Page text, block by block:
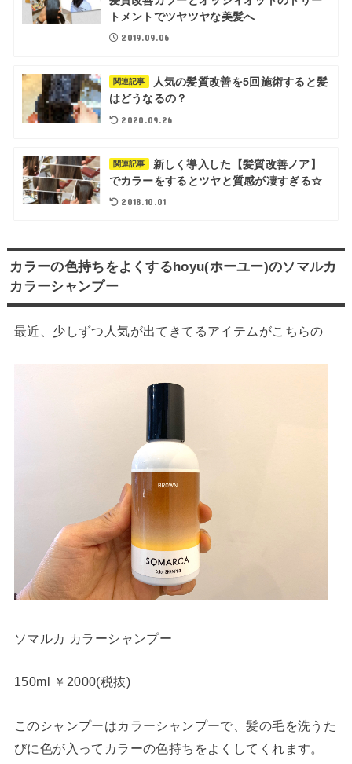
トメントでツヤツヤな美髪へ
2019.09.06
関連記事
人気の髪質改善を5回施術すると髪
はどうなるの？
2020.09.26
関連記事
新しく導入した【髪質改善ノア】
でカラーをするとツヤと質感が凄すぎる☆
2018.10.01
カラーの色持ちをよくするhoyu(ホーユー)のソマルカ
カラーシャンプー
最近、少しずつ人気が出てきてるアイテムがこちらの
ソマルカ カラーシャンプー
150ml ￥2000(税抜)
このシャンプーはカラーシャンプーで、髪の毛を洗うた
びに色が入ってカラーの色持ちをよくしてくれます。